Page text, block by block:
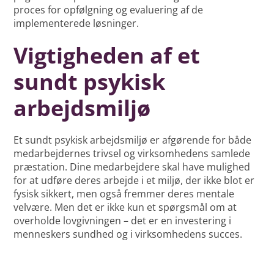
proces for opfølgning og evaluering af de
implementerede løsninger.
Vigtigheden af et
sundt psykisk
arbejdsmiljø
Et sundt psykisk arbejdsmiljø er afgørende for både
medarbejdernes trivsel og virksomhedens samlede
præstation. Dine medarbejdere skal have mulighed
for at udføre deres arbejde i et miljø, der ikke blot er
fysisk sikkert, men også fremmer deres mentale
velvære. Men det er ikke kun et spørgsmål om at
overholde lovgivningen – det er en investering i
menneskers sundhed og i virksomhedens succes.